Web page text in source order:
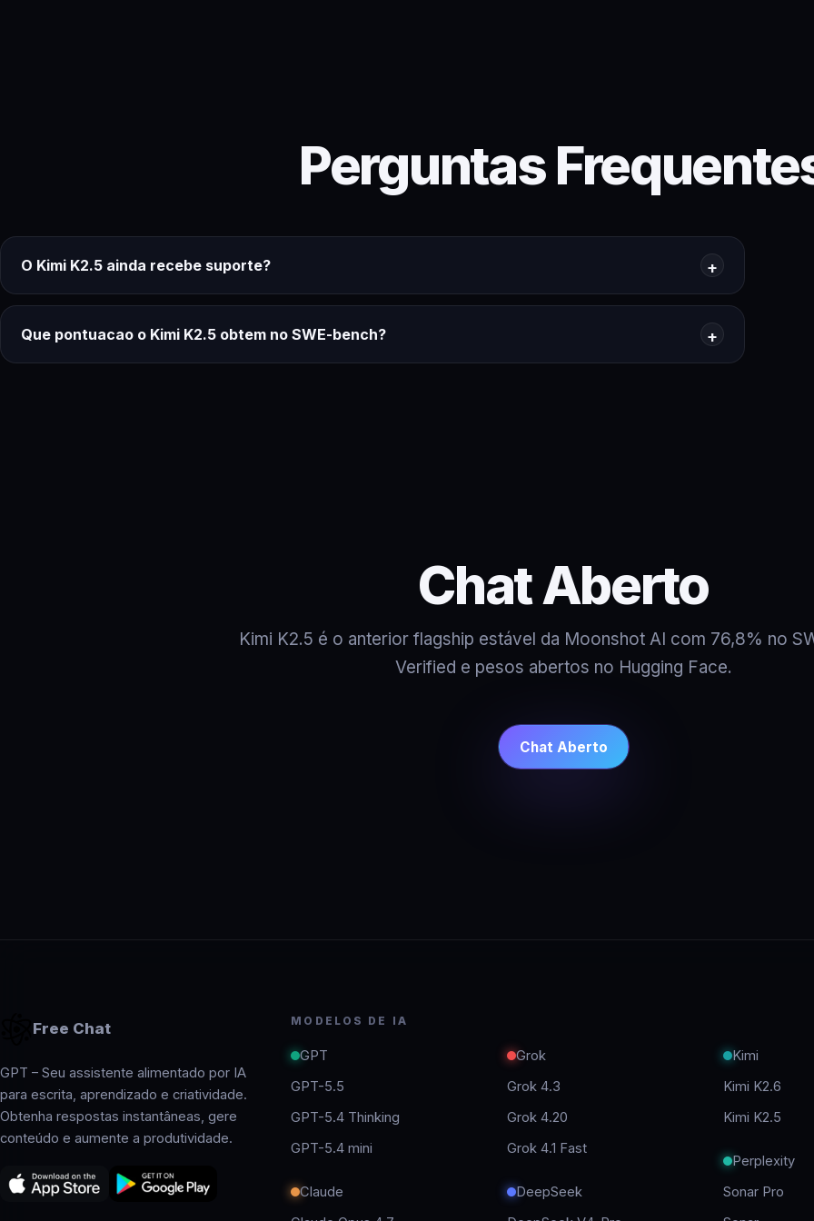
Perguntas
O Kimi K2.5 ainda recebe suporte?
Que pontuacao o Kimi K2.5 obtem no SWE-bench?
Chat Aberto
Kimi K2.5 é o anterior flagship estável da Moonshot AI com 76,8% no
Verified e pesos abertos no Hugging Face.
Chat Aberto
Free Chat
GPT – Seu assistente alimentado por IA
para escrita, aprendizado e criatividade.
Obtenha respostas instantâneas, gere
conteúdo e aumente a produtividade.
MODELOS DE IA
GPT
GPT-5.5
GPT-5.4 Thinking
GPT-5.4 mini
Claude
Grok
Grok 4.3
Grok 4.20
Grok 4.1 Fast
DeepSeek
Kimi
Kimi K2.6
Kimi K2.5
Perplexity
Sonar Pro